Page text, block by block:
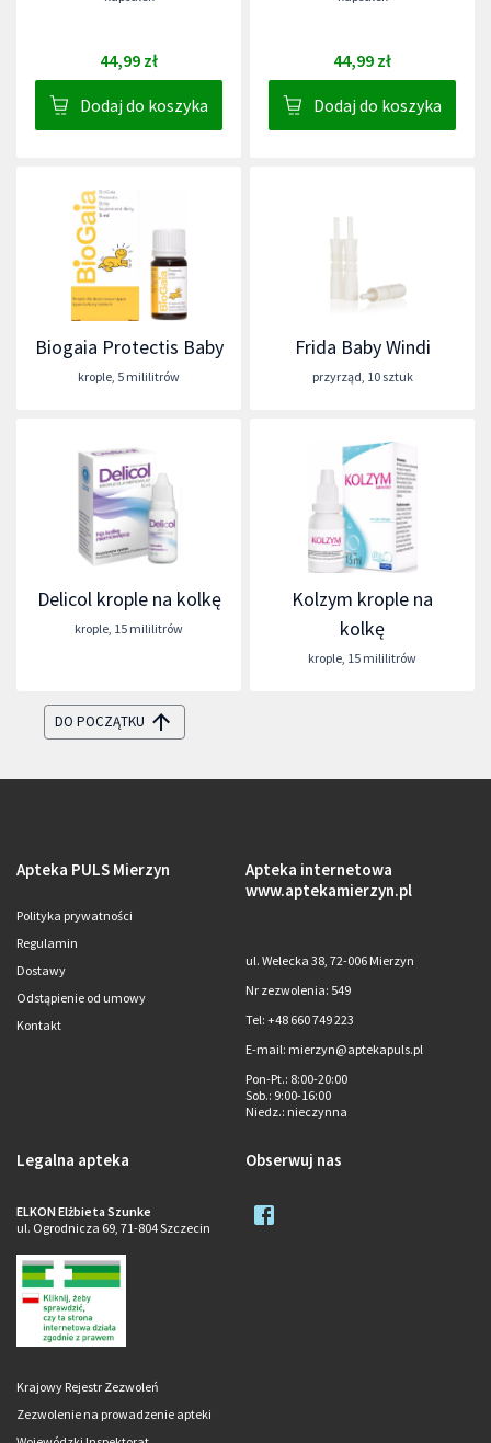
44,99 zł
Dodaj do koszyka
44,99 zł
Dodaj do koszyka
Biogaia Protectis Baby
krople, 5 mililitrów
Frida Baby Windi
przyrząd, 10 sztuk
Delicol krople na kolkę
krople, 15 mililitrów
Kolzym krople na
kolkę
krople, 15 mililitrów
DO POCZĄTKU
Apteka PULS Mierzyn
Polityka prywatności
Regulamin
Dostawy
Odstąpienie od umowy
Kontakt
Apteka internetowa
www.aptekamierzyn.pl
ul. Welecka 38, 72-006 Mierzyn
Nr zezwolenia: 549
Tel: +48 660 749 223
E-mail: mierzyn@aptekapuls.pl
Pon-Pt.: 8:00-20:00
Sob.: 9:00-16:00
Niedz.: nieczynna
Legalna apteka
ELKON Elżbieta Szunke
ul. Ogrodnicza 69, 71-804 Szczecin
Krajowy Rejestr Zezwoleń
Zezwolenie na prowadzenie apteki
Obserwuj nas